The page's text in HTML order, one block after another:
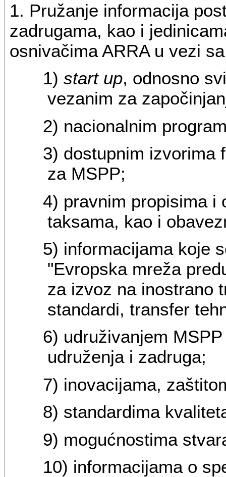
1. Pružanje informacija
zadrugama, kao i
osnivačima ARRA u vezi
1) start up, odnosno
vezanim za
2) nacionalnim
3) dostupnim izvorima
za MSPP;
4) pravnim propisima i
taksama, kao i
5) informacijama koje
"Evropska mreža
za izvoz na inostrano
standardi, transfer
6) udruživanjem
udruženja i zadruga;
7) inovacijama,
8) standardima
9) mogućnostima
10) informacijama o